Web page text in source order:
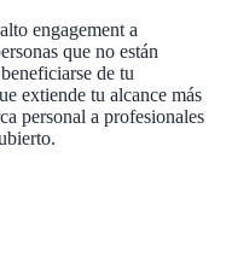
engagement a
que no están
de tu
extiende tu alcance más
personal a profesionales